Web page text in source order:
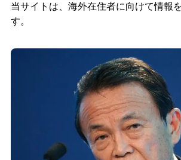
当サイトは、海外在住者に向けて情報
す。